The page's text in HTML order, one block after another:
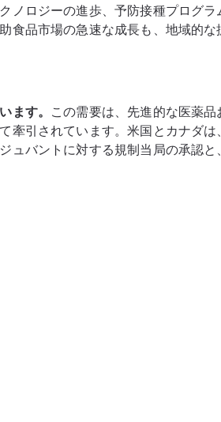
ノロジーの進歩、予防接種プログラ
食品市場の急速な成長も、地域的な
ます。
この需要は、先進的な医薬
牽引されています。米国とカナダは
ュバントに対する規制当局の承認